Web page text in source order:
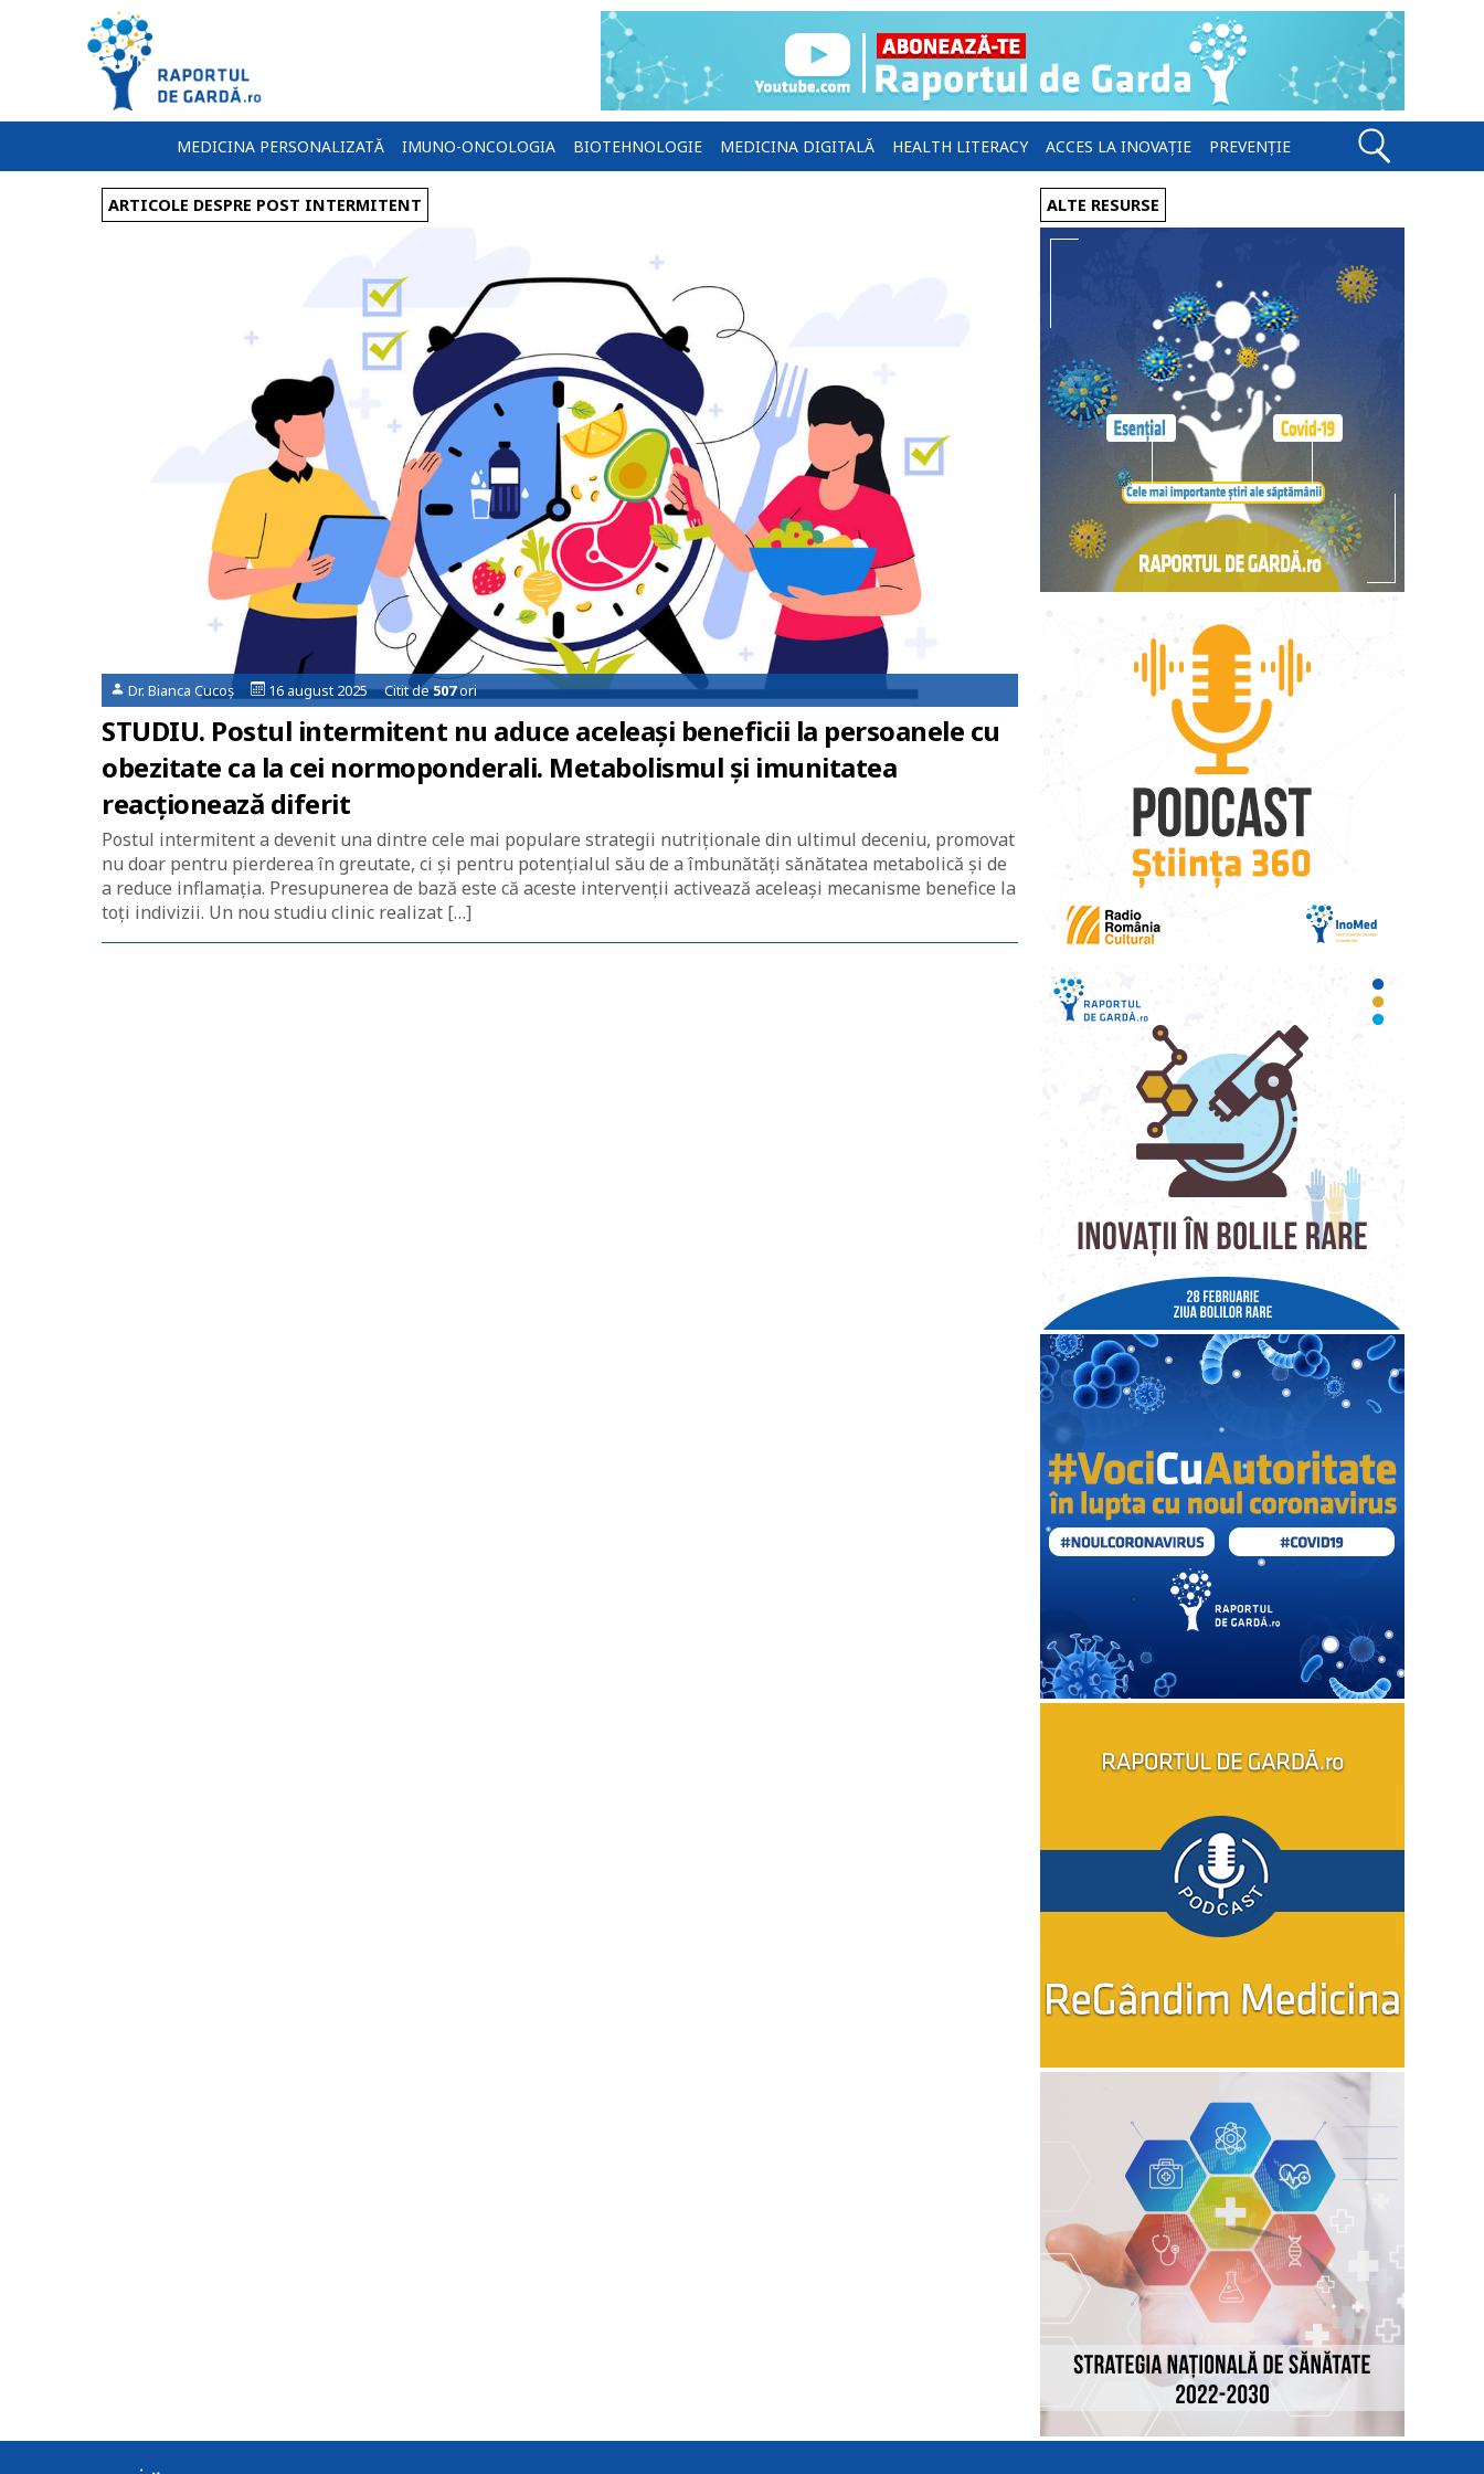
MEDICINA PERSONALIZATĂ IMUNO-ONCOLOGIA BIOTEHNOLOGIE MEDICINA DIGITALĂ HEALTH LITERACY ACCES LA INOVAȚIE PREVENȚIE
ARTICOLE DESPRE POST INTERMITENT
Dr. Bianca Cucoș 16 august 2025 Citit de507ori
STUDIU. Postul intermitent nu aduce aceleași beneficii la persoanele cu
obezitate ca la cei normoponderali. Metabolismul și imunitatea
reacționează diferit
Postul intermitent a devenit una dintre cele mai populare strategii nutriționale din ultimul deceniu, promovat
nu doar pentru pierderea în greutate, ci și pentru potențialul său de a îmbunătăți sănătatea metabolică și de
a reduce inflamația. Presupunerea de bază este că aceste intervenții activează aceleași mecanisme benefice la
toți indivizii. Un nou studiu clinic realizat […]
ALTE RESURSE